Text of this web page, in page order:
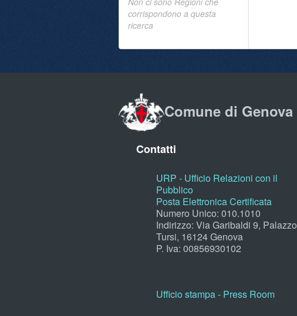
corrispondono a questa
ricerca
Comune di Genova
Contatti
URP - Ufficio Relazioni con il
Pubblico
Posta Elettronica Certificata
Numero Unico: 010.1010
Indirizzo: Via Garibaldi 9, Palazzo
Tursi, 16124 Genova
P. Iva: 00856930102
Ufficio stampa - Press Room